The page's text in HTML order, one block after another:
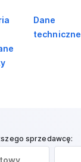
Dane
techniczne
sprzedawcę: